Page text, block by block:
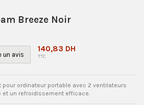
Breeze Noir
un avis
140,83 DH
TTC
ordinateur portable avec 2 ventilateurs
et un refroidissement efficace.